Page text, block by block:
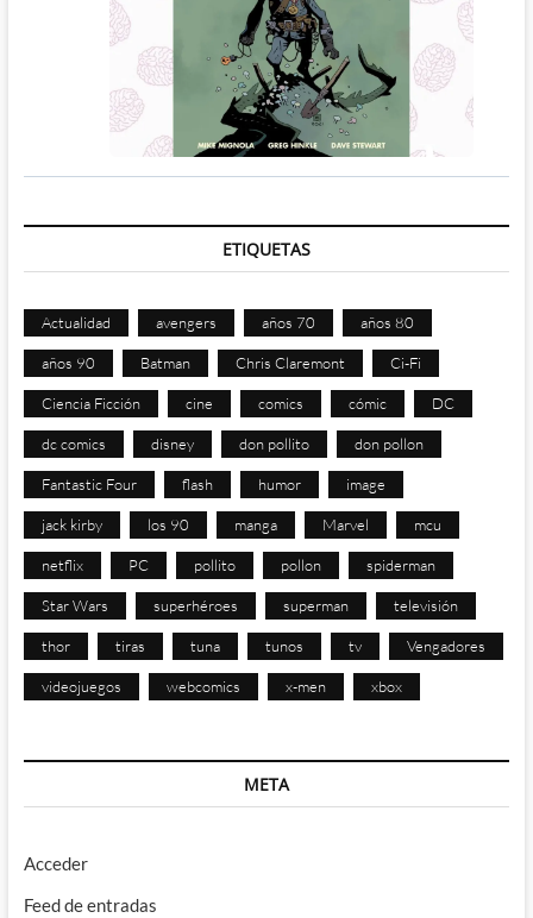
ETIQUETAS
Actualidad avengers años 70 años 80
años 90 Batman Chris Claremont Ci-Fi
Ciencia Ficción cine comics cómic DC
dc comics disney don pollito don pollon
Fantastic Four flash humor image
jack kirby los 90 manga Marvel mcu
netflix PC pollito pollon spiderman
Star Wars superhéroes superman televisión
thor tiras tuna tunos tv Vengadores
videojuegos webcomics x-men xbox
META
Acceder
Feed de entradas